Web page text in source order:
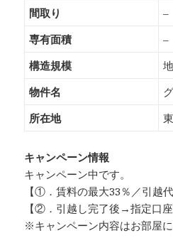
間取り
–
専有面積
–
構造規模
物件名
所在地
キャンペーン情報
キャンペーン中です。
【①．賃料の最大33％／引越代
【②．引越し完了後→指定口座
※キャンペーン内容はお部屋に